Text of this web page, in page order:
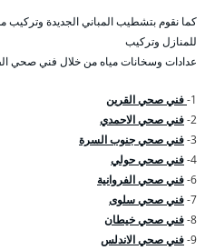
كما نقوم بتشطيب المباني الجديدة وتركيب
للمنازل وتركيب
عدادات وسخانات مياه من خلال فني صحي
1- فني صحي القرين
2- فني صحي الاحمدي
3- فني صحي جنوب السرة
4- فني صحي حولي
6- فني صحي الفروانية
7- فني صحي سلوى
8- فني صحي خيطان
9- فني صحي الاندلس